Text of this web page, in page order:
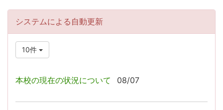
システムによる自動更新
10件
本校の現在の状況について 08/07